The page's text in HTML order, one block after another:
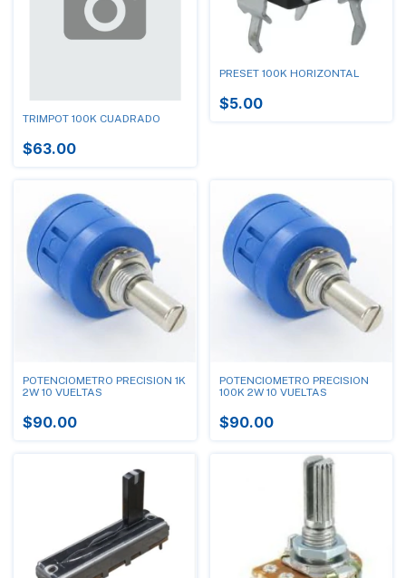
TRIMPOT 100K CUADRADO
$63.00
PRESET 100K HORIZONTAL
$5.00
POTENCIOMETRO PRECISION 1K
2W 10 VUELTAS
$90.00
POTENCIOMETRO PRECISION
100K 2W 10 VUELTAS
$90.00